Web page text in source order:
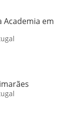
Academia em